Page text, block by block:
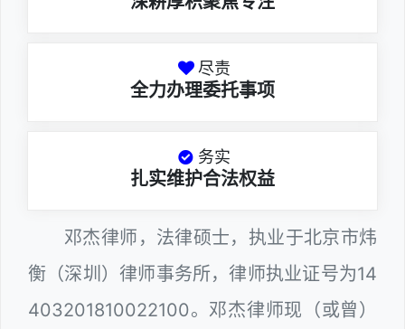
尽责
全力办理委托事项
务实
扎实维护合法权益
邓杰律师，法律硕士，执业于北京市炜
衡（深圳）律师事务所，律师执业证号为14
403201810022100。邓杰律师现（或曾）